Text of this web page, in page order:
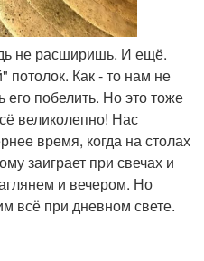
не расширишь. И ещё.
потолок. Как - то нам не
его побелить. Но это тоже
великолепно! Нас
время, когда на столах
заиграет при свечах и
и вечером. Но
всё при дневном свете.